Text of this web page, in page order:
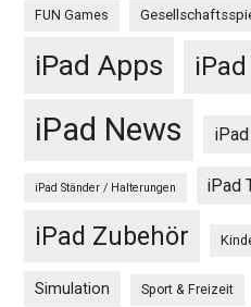
FUN Games
iPad Apps
iPad News
iPad Ständer / Halterungen iPad
iPad Zubehör
Simulation Sport & Freizeit